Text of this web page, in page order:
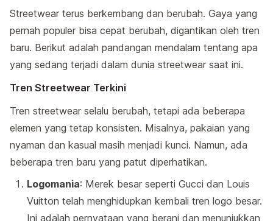
Streetwear terus berkembang dan berubah. Gaya yang
pernah populer bisa cepat berubah, digantikan oleh tren
baru. Berikut adalah pandangan mendalam tentang apa
yang sedang terjadi dalam dunia streetwear saat ini.
Tren Streetwear Terkini
Tren streetwear selalu berubah, tetapi ada beberapa
elemen yang tetap konsisten. Misalnya, pakaian yang
nyaman dan kasual masih menjadi kunci. Namun, ada
beberapa tren baru yang patut diperhatikan.
Logomania: Merek besar seperti Gucci dan Louis
Vuitton telah menghidupkan kembali tren logo besar.
Ini adalah pernyataan yang berani dan menunjukkan